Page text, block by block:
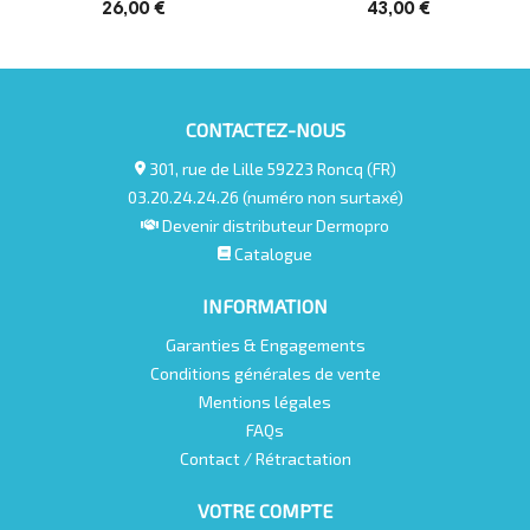
26,00 € 43,00 €
CONTACTEZ-NOUS
301, rue de Lille 59223 Roncq (FR)
03.20.24.24.26 (numéro non surtaxé)
Devenir distributeur Dermopro
Catalogue
INFORMATION
Garanties & Engagements
Conditions générales de vente
Mentions légales
FAQs
Contact / Rétractation
VOTRE COMPTE